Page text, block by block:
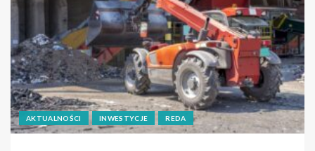
AKTUALNOŚCI INWESTYCJE REDA